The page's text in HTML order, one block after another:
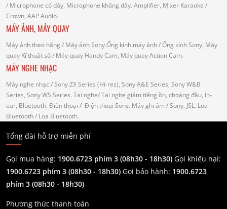
/ Microphone có dây, Microphone không dây. Amplifier, Mixer Karaoke /
Crown, AAP Audio.
MÁY ẢNH, MÁY QUAY
Máy ảnh theo hãng / Máy ảnh Sony.Ống kính máy ảnh / Ống kính Sony. Máy
quay Kĩ thuật số/ Máy quay Handy Cam, Máy quay Action Cam.
MÁY NGHE NHẠC
Máy nghe nhạc / Sony ZX Series (Hi-res), Sony A&E Series, Sony W&B
Series, Sony WS Series. Tai nghe/ Tai nghe giảm tiếng ồn, choàng đầu, In-
ear, Bluetooth. Điện thoại / Điện thoại Sony. Máy ghi âm / Sony, JSL. Loa
Bluetooth/ Loa Bluetooth.
Tổng đài hỗ trợ miễn phí
Gọi mua hàng: 1900.6723 phím 3 (08h30 - 18h30) Gọi khiếu nại:
1900.6723 phím 3 (08h30 - 18h30) Gọi bảo hành: 1900.6723
phím 3 (08h30 - 18h30)
Phương thức thanh toán